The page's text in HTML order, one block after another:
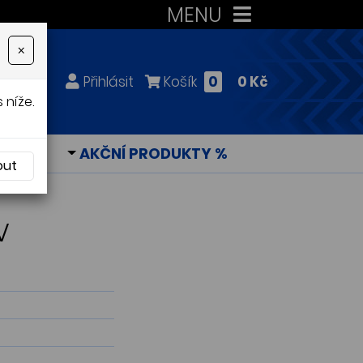
MENU
Přihlásit Košík 0 0 Kč
AKČNÍ PRODUKTY %
×
níže.